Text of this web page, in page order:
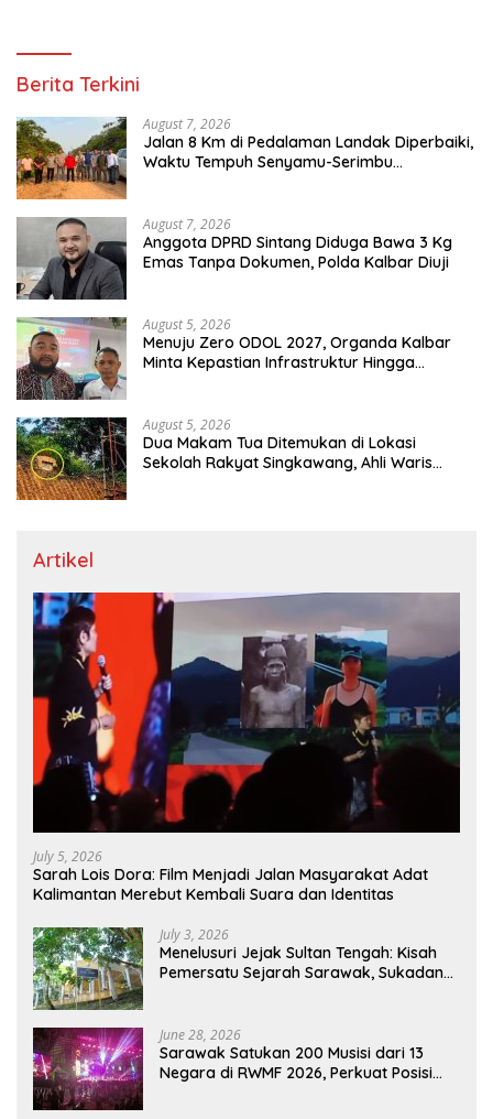
Berita Terkini
August 7, 2026
Jalan 8 Km di Pedalaman Landak Diperbaiki,
Waktu Tempuh Senyamu-Serimbu
August 7, 2026
Anggota DPRD Sintang Diduga Bawa 3 Kg
Emas Tanpa Dokumen, Polda Kalbar Diuji
August 5, 2026
Menuju Zero ODOL 2027, Organda Kalbar
Minta Kepastian Infrastruktur Hingga
August 5, 2026
Dua Makam Tua Ditemukan di Lokasi
Sekolah Rakyat Singkawang, Ahli Waris
Artikel
July 5, 2026
Sarah Lois Dora: Film Menjadi Jalan Masyarakat Adat
Kalimantan Merebut Kembali Suara dan Identitas
July 3, 2026
Menelusuri Jejak Sultan Tengah: Kisah
Pemersatu Sejarah Sarawak, Sukadana,
June 28, 2026
Sarawak Satukan 200 Musisi dari 13
Negara di RWMF 2026, Perkuat Posisi